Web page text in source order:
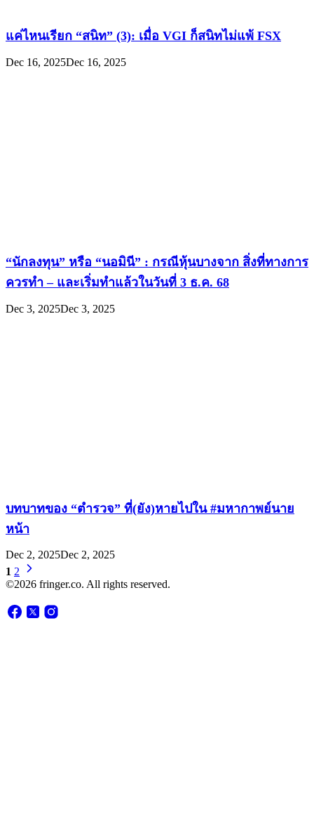
แค่ไหนเรียก “สนิท” (3): เมื่อ VGI ก็สนิทไม่แพ้ FSX
Dec 16, 2025Dec 16, 2025
“นักลงทุน” หรือ “นอมินี” : กรณีหุ้นบางจาก สิ่งที่ทางการ
ควรทำ – และเริ่มทำแล้วในวันที่ 3 ธ.ค. 68
Dec 3, 2025Dec 3, 2025
บทบาทของ “ตำรวจ” ที่(ยัง)หายไปใน #มหากาพย์นาย
หน้า
Dec 2, 2025Dec 2, 2025
1 2
©2026 fringer.co. All rights reserved.